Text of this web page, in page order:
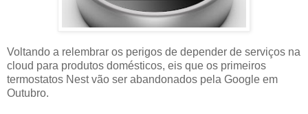
Voltando a relembrar os perigos de depender de serviços na
cloud para produtos domésticos, eis que os primeiros
termostatos Nest vão ser abandonados pela Google em
Outubro.